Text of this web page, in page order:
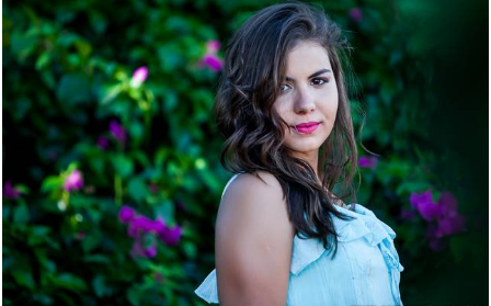
2713 44